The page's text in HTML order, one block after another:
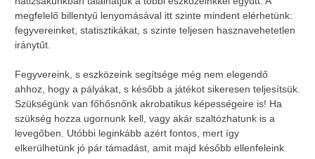
megfelelő billentyű lenyomásával itt szinte mindent elérhetünk:
fegyvereinket, statisztikákat, s szinte teljesen hasznavehetetlen
iránytűt.
Fegyvereink, s eszközeink segítsége még nem elegendő
ahhoz, hogy a pályákat, s később a játékot sikeresen teljesítsük.
Szükségünk van főhősnőnk akrobatikus képességeire is! Ha
szükség hozza ugornunk kell, vagy akár szaltózhatunk is a
levegőben. Utóbbi leginkább azért fontos, mert így
elkerülhetünk jó pár támadást, amit majd később ellenfeleink